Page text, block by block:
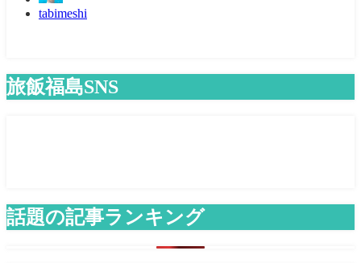
tabimeshi
旅飯福島SNS
話題の記事ランキング